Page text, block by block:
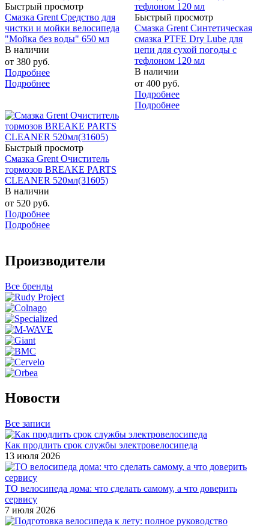
Быстрый просмотр
Смазка Grent Средство для
чистки и мойки велосипеда
"Мойка без воды" 650 мл
В наличии
от 380 руб.
Подробнее
Подробнее
Быстрый просмотр
Смазка Grent Синтетическая
смазка PTFE Dry Lube для
цепи для сухой погоды с
тефлоном 120 мл
В наличии
от 400 руб.
Подробнее
Подробнее
Быстрый просмотр
Смазка Grent Очиститель
тормозов BREAKE PARTS
CLEANER 520мл(31605)
В наличии
от 520 руб.
Подробнее
Подробнее
Производители
Все бренды
Новости
Все записи
Как продлить срок службы электровелосипеда
13 июля 2026
ТО велосипеда дома: что сделать самому, а что доверить
сервису
7 июля 2026